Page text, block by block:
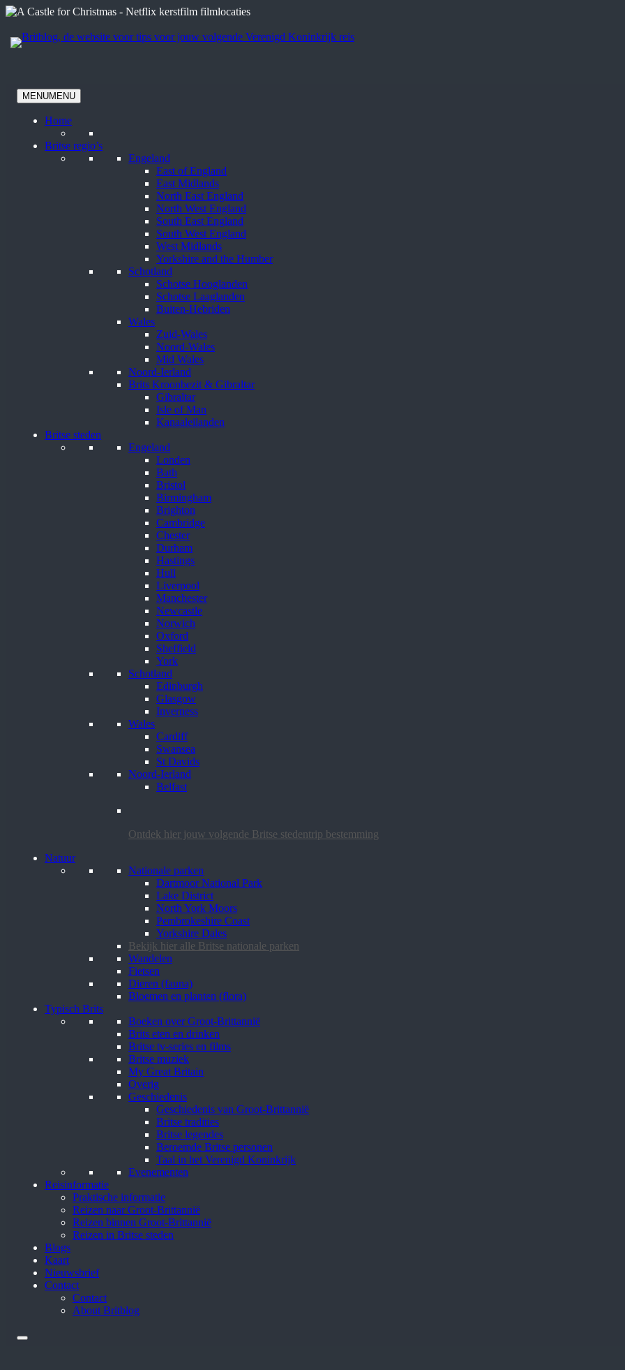
Ga
de
inhoud
MENUMENU
Home
Britse regio’s
Engeland
East of England
East Midlands
North East England
North West England
South East England
South West England
West Midlands
Yorkshire and the Humber
Schotland
Schotse Hooglanden
Schotse Laaglanden
Buiten-Hebriden
Wales
Zuid-Wales
Noord-Wales
Mid Wales
Noord-Ierland
Brits Kroonbezit & Gibraltar
Gibraltar
Isle of Man
Kanaaleilanden
Britse steden
Engeland
Londen
Bath
Bristol
Birmingham
Brighton
Cambridge
Chester
Durham
Hastings
Hull
Liverpool
Manchester
Newcastle
Norwich
Oxford
Sheffield
York
Schotland
Edinburgh
Glasgow
Inverness
Wales
Cardiff
Swansea
St Davids
Noord-Ierland
Belfast
Ontdek hier jouw volgende Britse stedentrip bestemming
Natuur
Nationale parken
Dartmoor National Park
Lake District
North York Moors
Pembrokeshire Coast
Yorkshire Dales
Bekijk hier alle Britse nationale parken
Wandelen
Fietsen
Dieren (fauna)
Bloemen en planten (flora)
Typisch Brits
Boeken over Groot-Brittannië
Brits eten en drinken
Britse tv-series en films
Britse muziek
My Great Britain
Overig
Geschiedenis
Geschiedenis van Groot-Brittannië
Britse tradities
Britse legendes
Beroemde Britse personen
Taal in het Verenigd Koninkrijk
Evenementen
Reisinformatie
Praktische informatie
Reizen naar Groot-Brittannië
Reizen binnen Groot-Brittannië
Reizen in Britse steden
Blogs
Kaart
Nieuwsbrief
Contact
Contact
About Britblog